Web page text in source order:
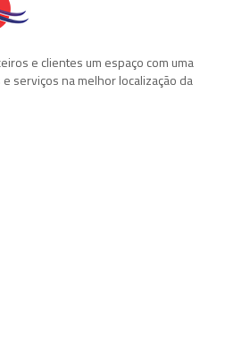
e clientes um espaço com uma
serviços na melhor localização da